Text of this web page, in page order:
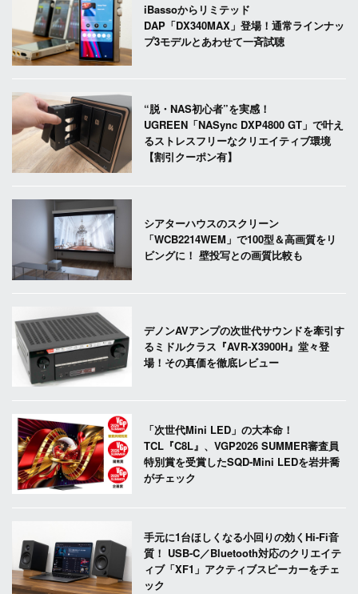
iBassoからリミテッド
DAP「DX340MAX」登場！通常ラインナッ
プ3モデルとあわせて一斉試聴
“脱・NAS初心者”を実感！
UGREEN「NASync DXP4800 GT」で叶え
るストレスフリーなクリエイティブ環境
【割引クーポン有】
シアターハウスのスクリーン
「WCB2214WEM」で100型＆高画質をリ
ビングに！ 壁投写との画質比較も
デノンAVアンプの次世代サウンドを牽引す
るミドルクラス『AVR-X3900H』堂々登
場！その真価を徹底レビュー
「次世代Mini LED」の大本命！
TCL『C8L』、VGP2026 SUMMER審査員
特別賞を受賞したSQD-Mini LEDを岩井喬
がチェック
手元に1台ほしくなる小回りの効くHi-Fi音
質！ USB-C／Bluetooth対応のクリエイテ
ィブ「XF1」アクティブスピーカーをチェ
ック